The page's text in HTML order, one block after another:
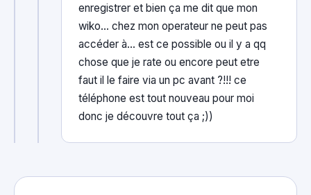
enregistrer et bien ça me dit que mon
wiko… chez mon operateur ne peut pas
accéder à… est ce possible ou il y a qq
chose que je rate ou encore peut etre
faut il le faire via un pc avant ?!!! ce
téléphone est tout nouveau pour moi
donc je découvre tout ça ;))